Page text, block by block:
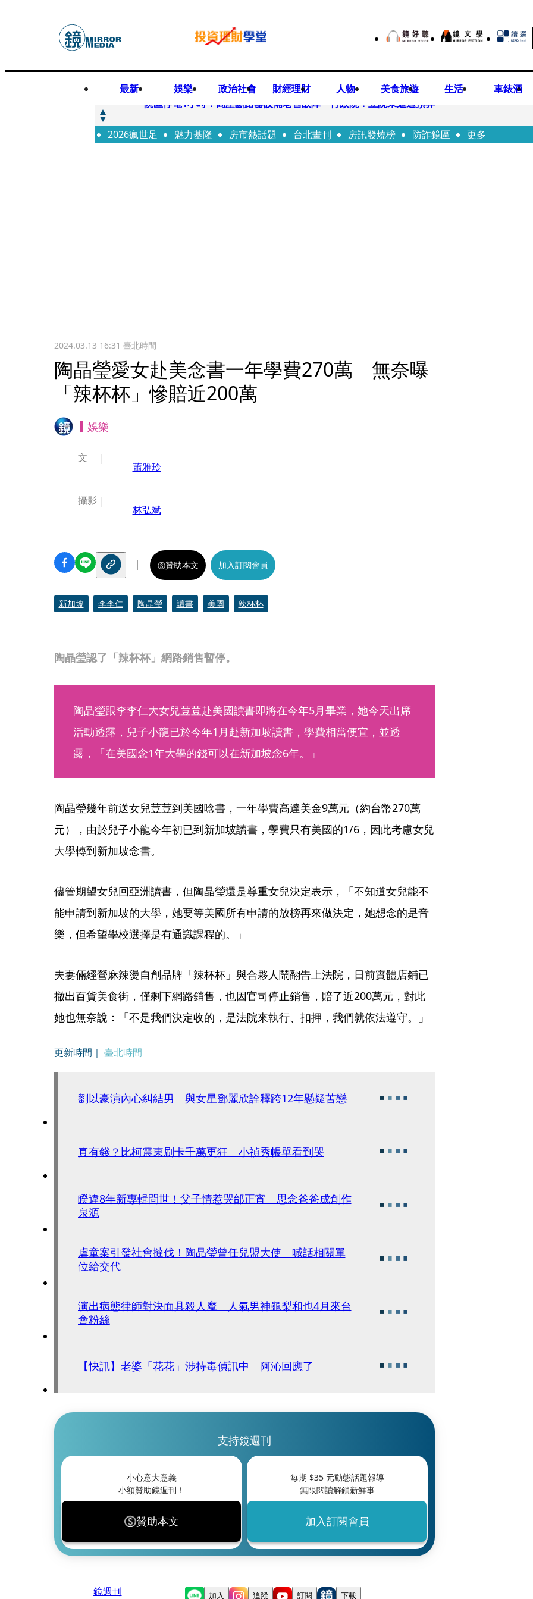
最新 娛樂 政治社會 財經理財 人物 美食旅遊 生活 車錶酒
快訊
院區停電1小時！高壓斷路器設備老舊故障 行政院：立院未通過預算
快訊
慈濟採購疫苗被騙10億為何不提告？ 高嘉瑜籲完整揭露真相
2026瘋世足 魅力基隆 房市熱話題 台北畫刊 房訊發燒榜 防詐鏡區 更多
2024.03.13 16:31 臺北時間
陶晶瑩愛女赴美念書一年學費270萬 無奈曝
「辣杯杯」慘賠近200萬
娛樂
陶晶瑩認了「辣杯杯」網路銷售暫停。
文
蕭雅玲
攝影
林弘斌
贊助本文 加入訂閱會員
新加坡 李李仁 陶晶瑩 讀書 美國 辣杯杯
陶晶瑩跟李李仁大女兒荳荳赴美國讀書即將在今年5月畢業，她今天出席
活動透露，兒子小龍已於今年1月赴新加坡讀書，學費相當便宜，並透
露，「在美國念1年大學的錢可以在新加坡念6年。」
陶晶瑩幾年前送女兒荳荳到美國唸書，一年學費高達美金9萬元（約台幣270萬
元），由於兒子小龍今年初已到新加坡讀書，學費只有美國的1/6，因此考慮女兒
大學轉到新加坡念書。
儘管期望女兒回亞洲讀書，但陶晶瑩還是尊重女兒決定表示，「不知道女兒能不
能申請到新加坡的大學，她要等美國所有申請的放榜再來做決定，她想念的是音
樂，但希望學校選擇是有通識課程的。」
夫妻倆經營麻辣燙自創品牌「辣杯杯」與合夥人鬧翻告上法院，日前實體店鋪已
撤出百貨美食街，僅剩下網路銷售，也因官司停止銷售，賠了近200萬元，對此
她也無奈說：「不是我們決定收的，是法院來執行、扣押，我們就依法遵守。」
更新時間｜ 臺北時間
劉以豪演內心糾結男 與女星鄧麗欣詮釋跨12年懸疑苦戀
真有錢？比柯震東刷卡千萬更狂 小禎秀帳單看到哭
睽違8年新專輯問世！父子情惹哭邰正宵 思念爸爸成創作
泉源
虐童案引發社會撻伐！陶晶瑩曾任兒盟大使 喊話相關單
位給交代
演出病態律師對決面具殺人魔 人氣男神龜梨和也4月來台
會粉絲
【快訊】老婆「花花」涉持毒偵訊中 阿沁回應了
支持鏡週刊
小心意大意義
小額贊助鏡週刊！
贊助本文
每期 $35元動態話題報導
無限閱讀解鎖新鮮事
加入訂閱會員
鏡週刊 加入 追蹤 訂閱 下載